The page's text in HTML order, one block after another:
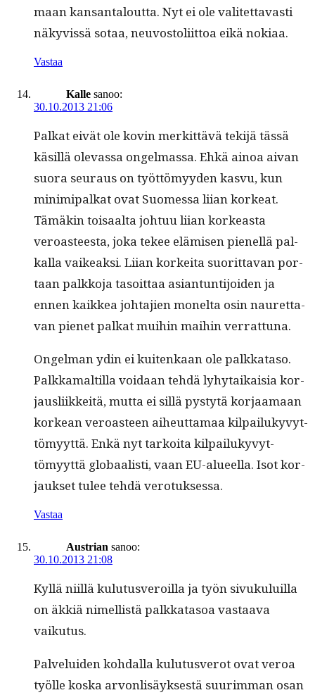
maan kansan­talout­ta. Nyt ei ole valitet­tavasti
näkyvis­sä sotaa, neu­vos­toli­it­toa eikä nokiaa.
Vastaa
Kalle sanoo:
30.10.2013 21:06
Palkat eivät ole kovin merkit­tävä tek­i­jä tässä
käsil­lä olevas­sa ongel­mas­sa. Ehkä ain­oa aivan
suo­ra seu­raus on työt­tömyy­den kasvu, kun
min­imi­palkat ovat Suomes­sa liian korkeat.
Tämäkin toisaal­ta johtuu liian korkeas­ta
veroas­t­eesta, joka tekee elämisen pienel­lä pal­
ka­lla vaikeak­si. Liian korkei­ta suorit­ta­van por­
taan palkko­ja tasoit­taa asiantun­ti­joiden ja
ennen kaikkea johta­jien mon­elta osin nau­ret­ta­
van pienet palkat mui­hin mai­hin verrattuna.
Ongel­man ydin ei kuitenkaan ole palkkata­so.
Palkka­maltil­la voidaan tehdä lyhy­taikaisia kor­
jaus­li­ikkeitä, mut­ta ei sil­lä pystytä kor­jaa­maan
korkean veroas­t­een aiheut­ta­maa kil­pailukyvyt­
tömyyt­tä. Enkä nyt tarkoi­ta kil­pailukyvyt­
tömyyt­tä globaal­isti, vaan EU-alueel­la. Isot kor­
jauk­set tulee tehdä verotuksessa.
Vastaa
Austrian sanoo:
30.10.2013 21:08
Kyl­lä niil­lä kulu­tusveroil­la ja työn sivuku­luil­la
on äkkiä nimel­listä palkkata­soa vas­taa­va
vaikutus.
Palvelu­iden kohdal­la kulu­tusverot ovat veroa
työlle kos­ka arvon­lisäyk­ses­tä suurim­man osan